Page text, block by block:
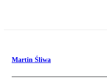
Martin Śliwa